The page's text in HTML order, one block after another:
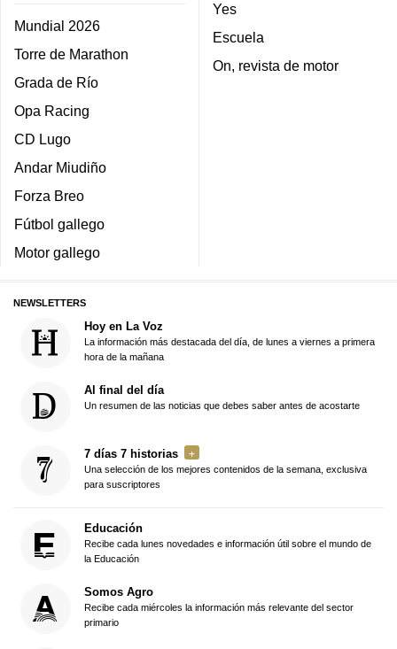
Mundial 2026
Torre de Marathon
Grada de Río
Opa Racing
CD Lugo
Andar Miudiño
Forza Breo
Fútbol gallego
Motor gallego
Yes
Escuela
On, revista de motor
NEWSLETTERS
Hoy en La Voz
La información más destacada del día, de lunes a viernes a primera
hora de la mañana
Al final del día
Un resumen de las noticias que debes saber antes de acostarte
7 días 7 historias
Una selección de los mejores contenidos de la semana, exclusiva
para suscriptores
Educación
Recibe cada lunes novedades e información útil sobre el mundo de
la Educación
Somos Agro
Recibe cada miércoles la información más relevante del sector
primario